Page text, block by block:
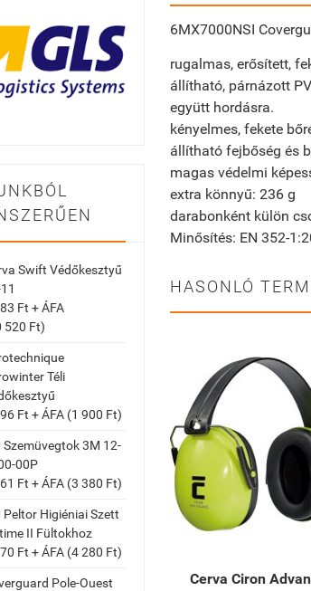
Swift Védőkesztyű
Ft + ÁFA
520 Ft)
Téli
Ft + ÁFA (1 900 Ft)
Szemüvegtok 3M 12-
00P
Ft + ÁFA (3 380 Ft)
Peltor Higiéniai Szett
II Fültokhoz
Ft + ÁFA (4 280 Ft)
Pole-Ouest
6MX7000NSI
rugalmas, erősített,
állítható, párnázott
együtt hordásra.
kényelmes, fekete
állítható fejbőség és
magas védelmi
extra könnyű: 236 g
darabonként külön
Minősítés: EN 352-
HASONLÓ
Cerva Ciron